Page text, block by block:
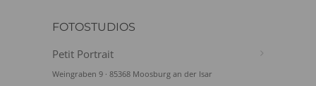
FOTOSTUDIOS
Petit Portrait
Weingraben 9 · 85368 Moosburg an der Isar